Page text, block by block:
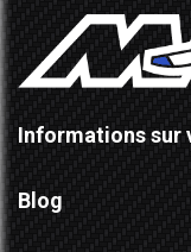
Informations sur
Blog